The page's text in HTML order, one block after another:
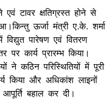
टावर क्षतिग्रस्त होने से
ऊर्जा मंत्री ए.के. शर्मा
पारेषण एवं वितरण
पर कार्य प्रारम्भ किया।
ने कठिन परिस्थितियों में पूरी
किया और अधिकांश लाइनों
बहाल कर दी।